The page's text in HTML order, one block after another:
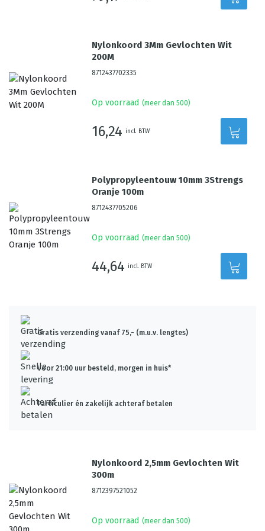
Nylonkoord 3Mm Gevlochten Wit
200M
8712437702335
Op voorraad (meer dan 500)
16,24 incl. BTW
Polypropyleentouw 10mm 3Strengs
Oranje 100m
8712437705206
Op voorraad (meer dan 500)
44,64 incl. BTW
Gratis verzending vanaf 75,- (m.u.v. lengtes)
Voor 21:00 uur besteld, morgen in huis*
Particulier én zakelijk achteraf betalen
Nylonkoord 2,5mm Gevlochten Wit
300m
8712397521052
Op voorraad (meer dan 500)